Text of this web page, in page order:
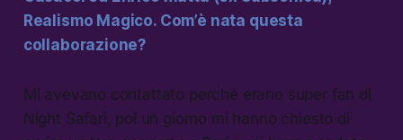
Realismo Magico. Com’è nata questa
collaborazione?
Mi avevano contattato perché erano super fan di
Night Safari, poi un giorno mi hanno chiesto di